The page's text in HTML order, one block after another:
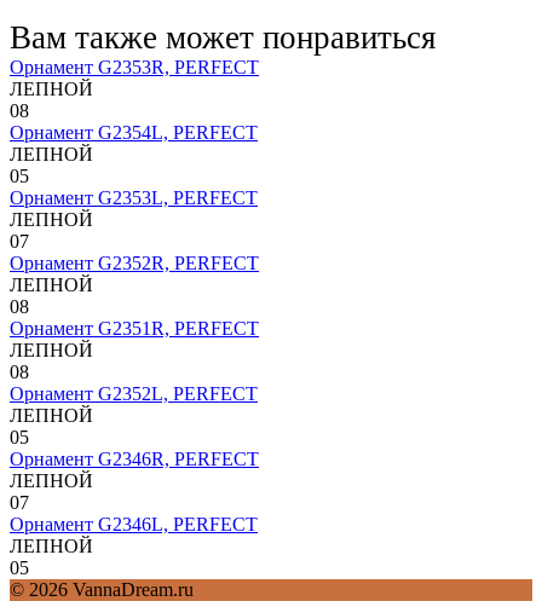
Вам также может понравиться
Орнамент G2353R, PERFECT
ЛЕПНОЙ
08
Орнамент G2354L, PERFECT
ЛЕПНОЙ
05
Орнамент G2353L, PERFECT
ЛЕПНОЙ
07
Орнамент G2352R, PERFECT
ЛЕПНОЙ
08
Орнамент G2351R, PERFECT
ЛЕПНОЙ
08
Орнамент G2352L, PERFECT
ЛЕПНОЙ
05
Орнамент G2346R, PERFECT
ЛЕПНОЙ
07
Орнамент G2346L, PERFECT
ЛЕПНОЙ
05
© 2026 VannaDream.ru